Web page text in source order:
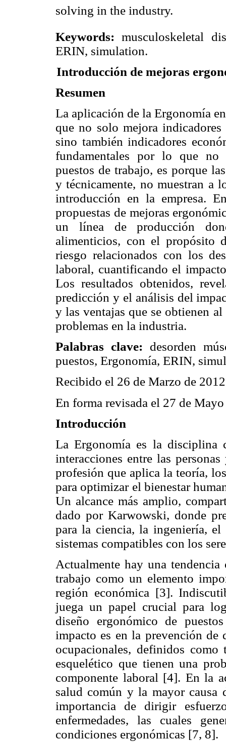
solving in the industry.
Keywords: musculoskeletal
ERIN, simulation.
Introducción de mejoras
Resumen
La aplicación de la Ergonomía
que no solo mejora
sino también indicadores
fundamentales por lo que no
puestos de trabajo, es porque
y técnicamente, no muestran a
introducción en la empresa.
propuestas de mejoras
un línea de producción
alimenticios, con el propósito
riesgo relacionados con los
laboral, cuantificando el
Los resultados obtenidos,
predicción y el análisis del
y las ventajas que se obtienen
problemas en la industria.
Palabras clave: desorden
puestos, Ergonomía, ERIN,
Recibido el 26 de Marzo de 2012
En forma revisada el 27 de
Introducción
La Ergonomía es la disciplina
interacciones entre las
profesión que aplica la teoría,
para optimizar el bienestar
Un alcance más amplio,
dado por Karwowski, donde
para la ciencia, la ingeniería,
sistemas compatibles con los
Actualmente hay una
trabajo como un elemento
región económica [3].
juega un papel crucial para
diseño ergonómico de
impacto es en la prevención de
ocupacionales, definidos
esquelético que tienen una
componente laboral [4]. En la
salud común y la mayor
importancia de dirigir
enfermedades, las cuales
condiciones ergonómicas [7, 8].